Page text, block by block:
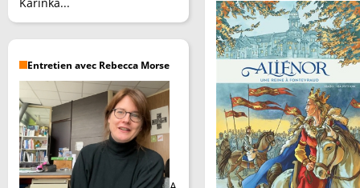
Entretien avec Rebecca Morse